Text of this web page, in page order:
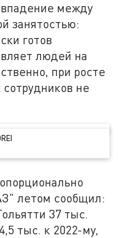
между
занятостью:
готов
людей на
при росте
не
летом сообщил:
37 тыс.
тыс. к 2022-му,